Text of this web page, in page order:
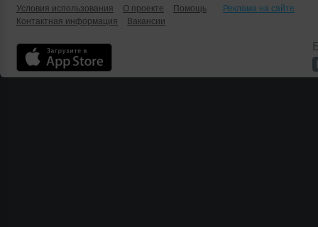
Условия использования
О проекте Помощь
Реклама на сайте
Контактная информация
Вакансии